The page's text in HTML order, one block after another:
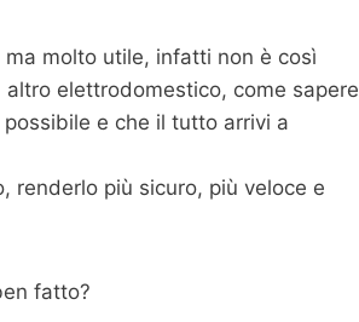
molto utile, infatti non è così
elettrodomestico, come sapere
e che il tutto arrivi a
renderlo più sicuro, più veloce e
fatto?